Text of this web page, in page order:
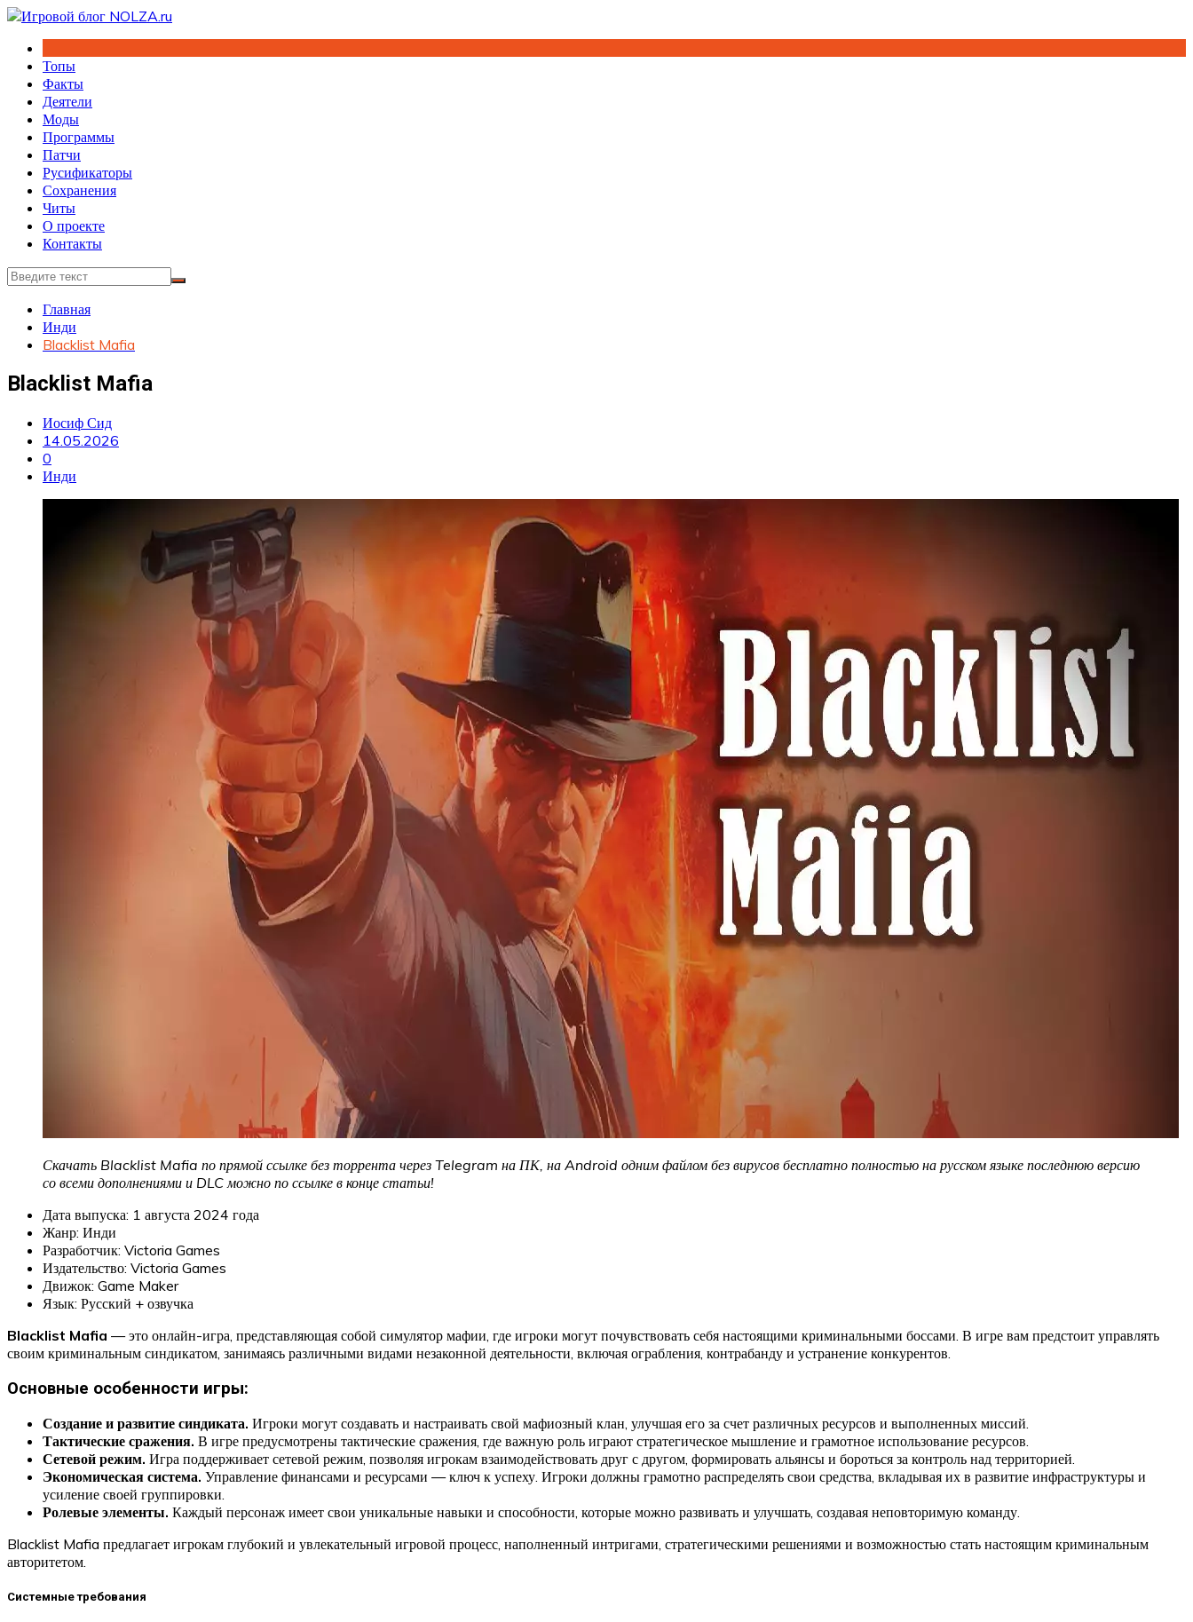
Перейти
содержимому
Топы
Факты
Деятели
Моды
Программы
Патчи
Русификаторы
Сохранения
Читы
О проекте
Контакты
Главная
Инди
Blacklist Mafia
Blacklist Mafia
Иосиф Сид
14.05.2026
0
Инди
Скачать Blacklist Mafia по прямой ссылке без торрента через Telegram на ПК, на Android одним файлом без вирусов бесплатно полностью на русском языке последнюю версию
со всеми дополнениями и DLC можно по ссылке в конце статьи!
Дата выпуска: 1 августа 2024 года
Жанр: Инди
Разработчик: Victoria Games
Издательство: Victoria Games
Движок: Game Maker
Язык: Русский + озвучка
Blacklist Mafia — это онлайн-игра, представляющая собой симулятор мафии, где игроки могут почувствовать себя настоящими криминальными боссами. В игре вам предстоит управлять
своим криминальным синдикатом, занимаясь различными видами незаконной деятельности, включая ограбления, контрабанду и устранение конкурентов.
Основные особенности игры:
Создание и развитие синдиката. Игроки могут создавать и настраивать свой мафиозный клан, улучшая его за счет различных ресурсов и выполненных миссий.
Тактические сражения. В игре предусмотрены тактические сражения, где важную роль играют стратегическое мышление и грамотное использование ресурсов.
Сетевой режим. Игра поддерживает сетевой режим, позволяя игрокам взаимодействовать друг с другом, формировать альянсы и бороться за контроль над территорией.
Экономическая система. Управление финансами и ресурсами — ключ к успеху. Игроки должны грамотно распределять свои средства, вкладывая их в развитие инфраструктуры и
усиление своей группировки.
Ролевые элементы. Каждый персонаж имеет свои уникальные навыки и способности, которые можно развивать и улучшать, создавая неповторимую команду.
Blacklist Mafia предлагает игрокам глубокий и увлекательный игровой процесс, наполненный интригами, стратегическими решениями и возможностью стать настоящим криминальным
авторитетом.
Системные требования